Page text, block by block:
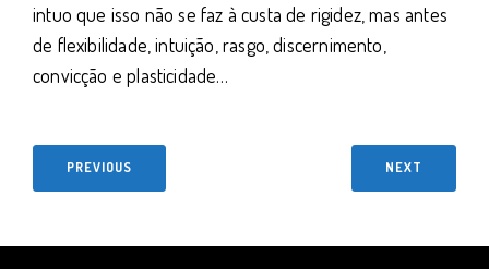
intuo que isso não se faz à custa de rigidez, mas antes
de flexibilidade, intuição, rasgo, discernimento,
convicção e plasticidade…
PREVIOUS NEXT